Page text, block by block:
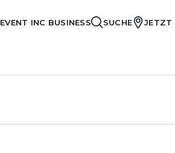
EVENT INC BUSINESS SUCHE JETZT